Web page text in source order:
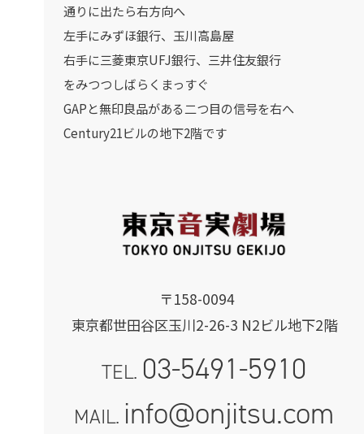
〒158-0094
東京都世田谷区玉川2-26-3 N2ビル地下2階
TEL. 03-5491-5910
MAIL. info@onjitsu.com
通りに出たら右方向へ
左手にみずほ銀行、玉川高島屋
右手に三菱東京UFJ銀行、三井住友銀行
をみつつしばらくまっすぐ
GAPと無印良品がある二つ目の信号を右へ
Century21ビルの地下2階です